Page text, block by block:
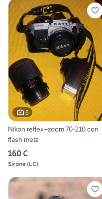
6
Nikon reflex+zoom 70-210 con
flash metz
160 €
Sirone(LC)